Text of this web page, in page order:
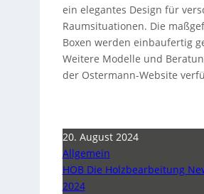
ein elegantes Design für
Raumsituationen. Die
Boxen werden einbaufertig
Weitere Modelle und
der Ostermann-Website
20. August 2024
Allgemein
HOB Die Holzbearbeitung
2024